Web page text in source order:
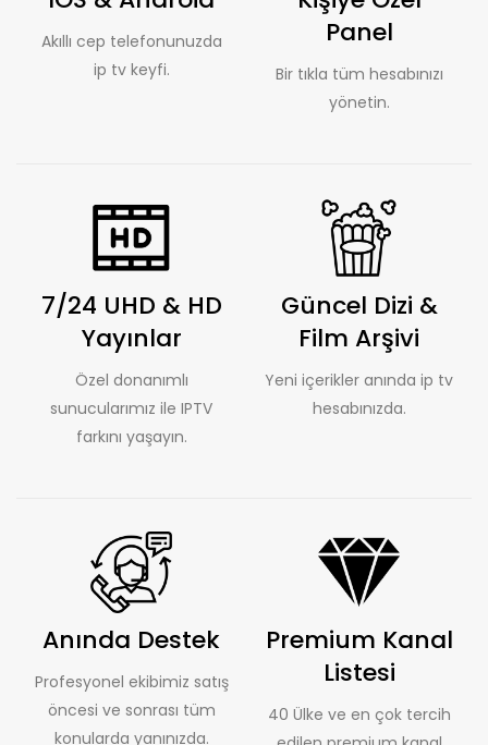
Akıllı cep telefonunuzda
ip tv keyfi.
Panel
Bir tıkla tüm hesabınızı
yönetin.
7/24 UHD & HD
Yayınlar
Özel donanımlı
sunucularımız ile IPTV
farkını yaşayın.
Güncel Dizi &
Film Arşivi
Yeni içerikler anında ip tv
hesabınızda.
Anında Destek
Profesyonel ekibimiz satış
öncesi ve sonrası tüm
konularda yanınızda.
Premium Kanal
Listesi
40 Ülke ve en çok tercih